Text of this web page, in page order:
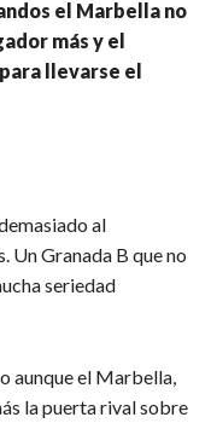
el Marbella no
más y el
llevarse el
al
Un Granada B que no
seriedad
aunque el Marbella,
la puerta rival sobre